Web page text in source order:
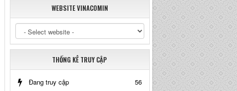
WEBSITE VINACOMIN
THỐNG KÊ TRUY CẬP
Đang truy cập
56